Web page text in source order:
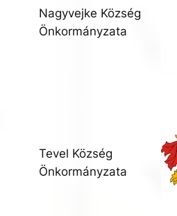
Nagyvejke Község
Önkormányzata
Tevel Község
Önkormányzata